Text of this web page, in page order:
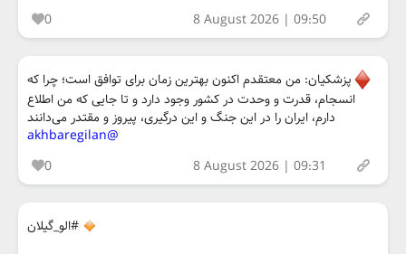
0
8 August 2026 | 09:50
پزشکیان: من معتقدم اکنون بهترین زمان برای توافق است؛ چرا که
انسجام، قدرت و وحدت در کشور وجود دارد و تا جایی که من اطلاع
دارم، ایران را در این جنگ و این درگیری، پیروز و مقتدر می‌دانند
@akhbaregilan
0
8 August 2026 | 09:31
#الو_گیلان